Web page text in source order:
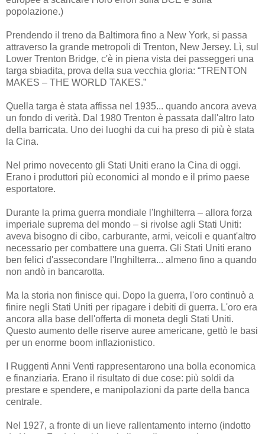
popolazione.)
Prendendo il treno da Baltimora fino a New York, si passa
attraverso la grande metropoli di Trenton, New Jersey. Lì, sul
Lower Trenton Bridge, c'è in piena vista dei passeggeri una
targa sbiadita, prova della sua vecchia gloria: “TRENTON
MAKES – THE WORLD TAKES.”
Quella targa è stata affissa nel 1935... quando ancora aveva
un fondo di verità. Dal 1980 Trenton è passata dall'altro lato
della barricata. Uno dei luoghi da cui ha preso di più è stata
la Cina.
Nel primo novecento gli Stati Uniti erano la Cina di oggi.
Erano i produttori più economici al mondo e il primo paese
esportatore.
Durante la prima guerra mondiale l'Inghilterra – allora forza
imperiale suprema del mondo – si rivolse agli Stati Uniti:
aveva bisogno di cibo, carburante, armi, veicoli e quant'altro
necessario per combattere una guerra. Gli Stati Uniti erano
ben felici d'assecondare l'Inghilterra... almeno fino a quando
non andò in bancarotta.
Ma la storia non finisce qui. Dopo la guerra, l'oro continuò a
finire negli Stati Uniti per ripagare i debiti di guerra. L'oro era
ancora alla base dell'offerta di moneta degli Stati Uniti.
Questo aumento delle riserve auree americane, gettò le basi
per un enorme boom inflazionistico.
I Ruggenti Anni Venti rappresentarono una bolla economica
e finanziaria. Erano il risultato di due cose: più soldi da
prestare e spendere, e manipolazioni da parte della banca
centrale.
Nel 1927, a fronte di un lieve rallentamento interno (indotto